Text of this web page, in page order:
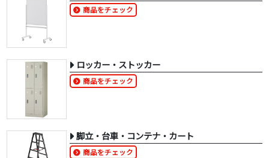
商品をチェック
ロッカー・ストッカー
商品をチェック
脚立・台車・コンテナ・カート
商品をチェック